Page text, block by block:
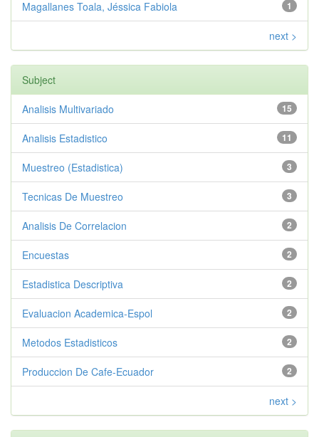
1
Magallanes Toala, Jéssica Fabiola
next >
Subject
15
Analisis Multivariado
11
Analisis Estadistico
3
Muestreo (Estadistica)
3
Tecnicas De Muestreo
2
Analisis De Correlacion
2
Encuestas
2
Estadistica Descriptiva
2
Evaluacion Academica-Espol
2
Metodos Estadisticos
2
Produccion De Cafe-Ecuador
next >